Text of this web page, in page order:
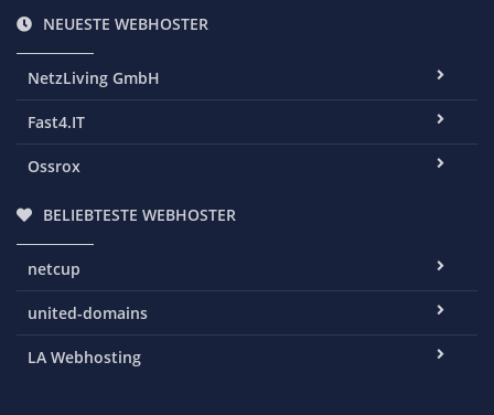
NEUESTE WEBHOSTER
NetzLiving GmbH
Fast4.IT
Ossrox
BELIEBTESTE WEBHOSTER
netcup
united-domains
LA Webhosting